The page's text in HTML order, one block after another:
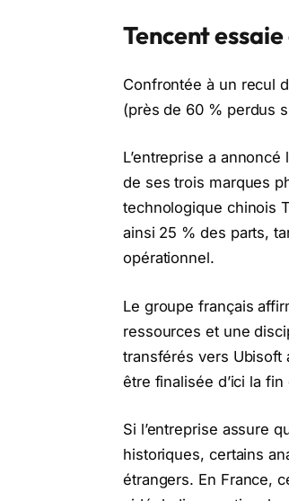
Tencent
Confrontée à un recul
(près de 60 % perdus
L’entreprise a
de ses trois marques
technologique chinois
ainsi 25 % des parts,
opérationnel.
Le groupe français
ressources et une
transférés vers Ubisoft
être finalisée d’ici la fin
Si l’entreprise assure
historiques, certains
étrangers. En France,